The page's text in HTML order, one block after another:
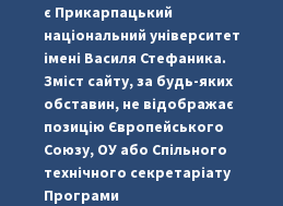
#PipIvanToday
є Прикарпацький
національний університет
імені Василя Стефаника.
Зміст сайту, за будь-яких
обставин, не відображає
позицію Європейського
Союзу, ОУ або Спільного
технічного секретаріату
Програми